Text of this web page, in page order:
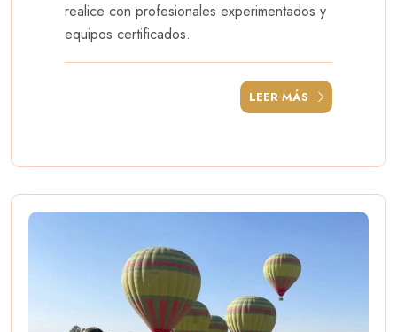
realice con profesionales experimentados y
equipos certificados.
LEER MÁS